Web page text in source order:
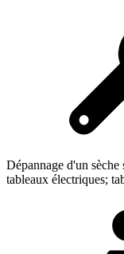
Dépannage d'un sèche
tableaux électriques;